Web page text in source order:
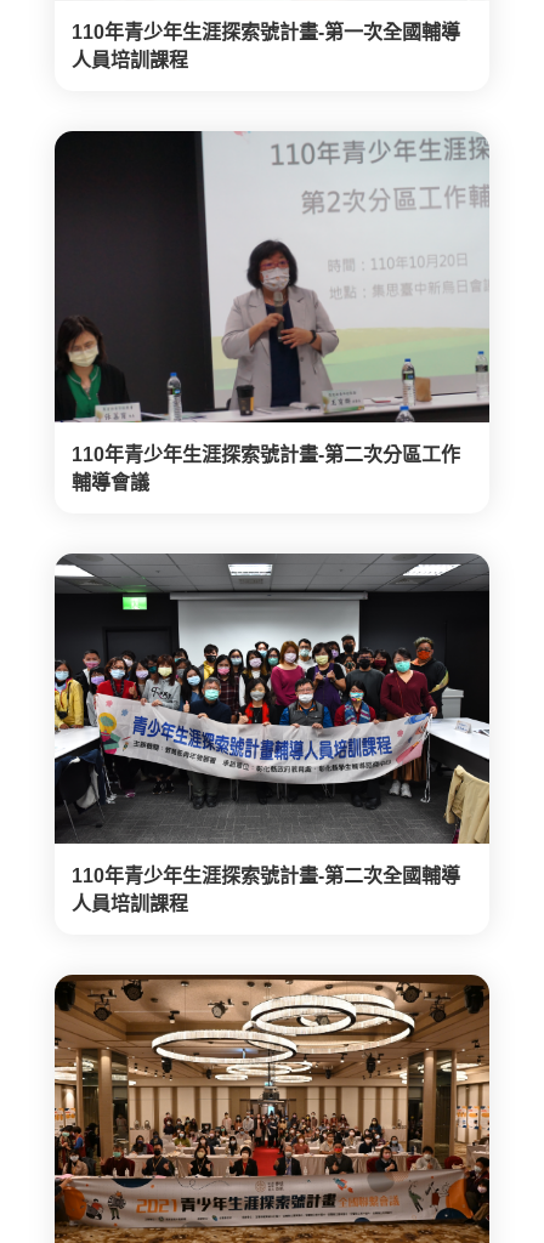
110年青少年生涯探索號計畫-第一次全國輔導
人員培訓課程
110年青少年生涯探索號計畫-第二次分區工作
輔導會議
110年青少年生涯探索號計畫-第二次全國輔導
人員培訓課程